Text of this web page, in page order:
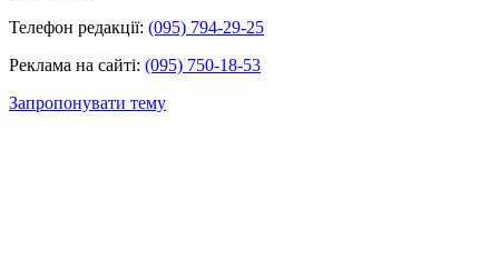
Телефон редакції: (095) 794-29-25
Реклама на сайті: (095) 750-18-53
Запропонувати тему